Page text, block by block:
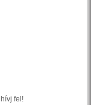
fel!